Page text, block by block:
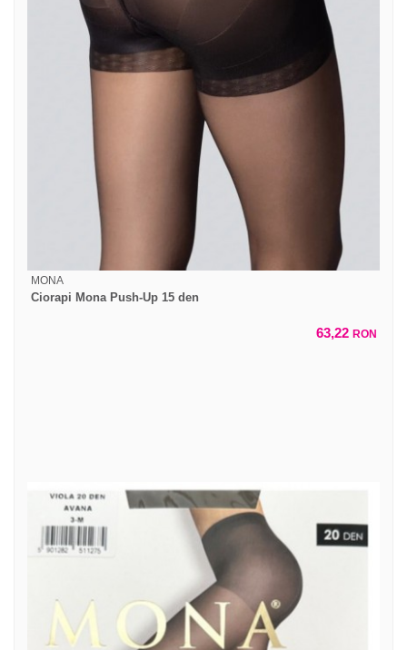
MONA
Ciorapi Mona Push-Up 15 den
63,22 RON